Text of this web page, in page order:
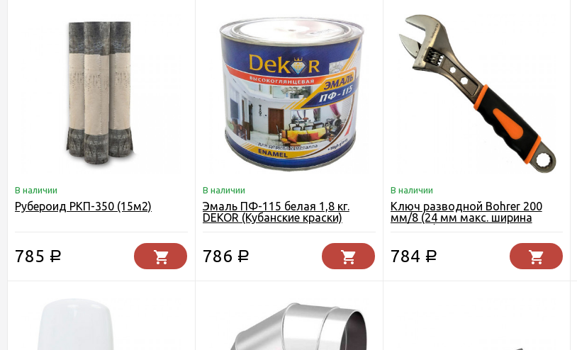
В наличии
Рубероид РКП-350 (15м2)
785 Р
В наличии
Эмаль ПФ-115 белая 1,8 кг.
DEKOR (Кубанские краски)
786 Р
В наличии
Ключ разводной Bohrer 200
мм/8 (24 мм макс. ширина
захвата) двухкомпонентная
784 Р